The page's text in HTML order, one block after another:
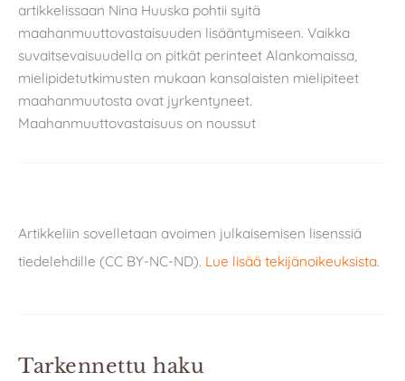
artikkelissaan Nina Huuska pohtii syitä
maahanmuuttovastaisuuden lisääntymiseen. Vaikka
suvaitsevaisuudella on pitkät perinteet Alankomaissa,
mielipidetutkimusten mukaan kansalaisten mielipiteet
maahanmuutosta ovat jyrkentyneet.
Maahanmuuttovastaisuus on noussut
Artikkeliin sovelletaan avoimen julkaisemisen lisenssiä
tiedelehdille (CC BY-NC-ND). Lue lisää tekijänoikeuksista.
Tarkennettu haku